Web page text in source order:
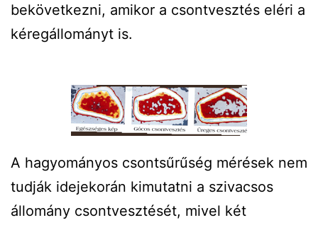
bekövetkezni, amikor a csontvesztés eléri a
kéregállományt is.
A hagyományos csontsűrűség mérések nem
tudják idejekorán kimutatni a szivacsos
állomány csontvesztését, mivel két